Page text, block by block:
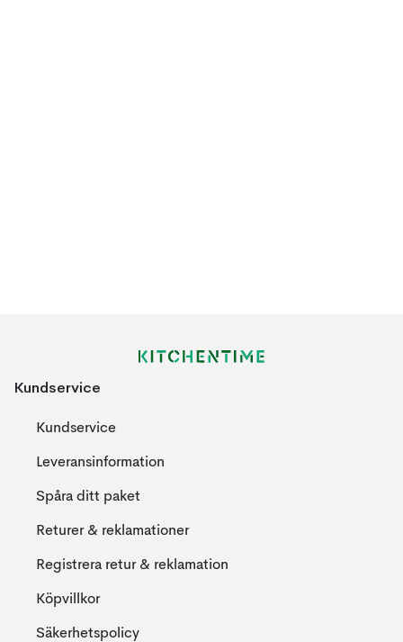
Kundservice
Kundservice
Leveransinformation
Spåra ditt paket
Returer & reklamationer
Registrera retur & reklamation
Köpvillkor
Säkerhetspolicy